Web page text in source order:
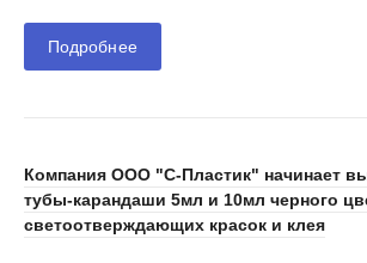
Подробнее
Компания ООО "С-Пластик" начинает
тубы-карандаши 5мл и 10мл черного
светоотверждающих красок и клея